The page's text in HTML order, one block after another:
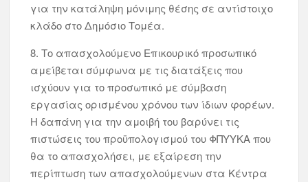
για την κατάληψη μόνιμης θέσης σε αντίστοιχο
κλάδο στο Δημόσιο Τομέα.
8. Το απασχολούμενο Επικουρικό προσωπικό
αμείβεται σύμφωνα με τις διατάξεις που
ισχύουν για το προσωπικό με σύμβαση
εργασίας ορισμένου χρόνου των ίδιων φορέων.
Η δαπάνη για την αμοιβή του βαρύνει τις
πιστώσεις του προϋπολογισμού του ΦΠΥΥΚΑ που
θα το απασχολήσει, με εξαίρεση την
περίπτωση των απασχολούμενων στα Κέντρα